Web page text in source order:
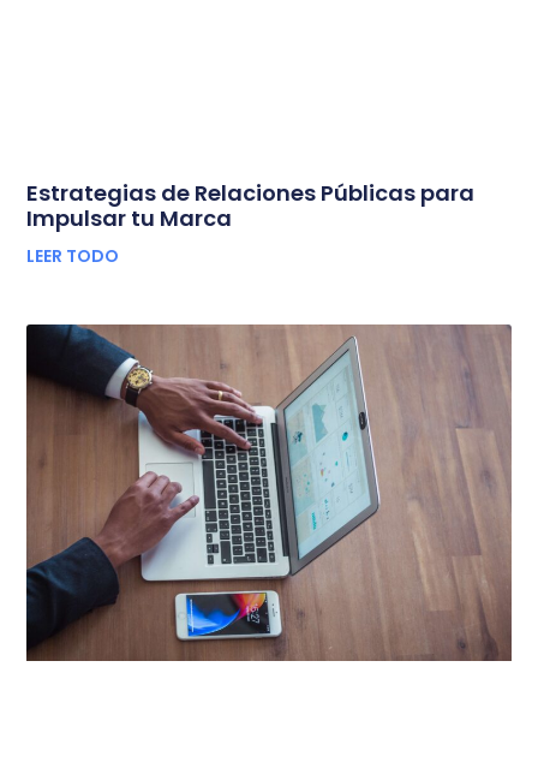
Estrategias de Relaciones Públicas para
Impulsar tu Marca
LEER TODO